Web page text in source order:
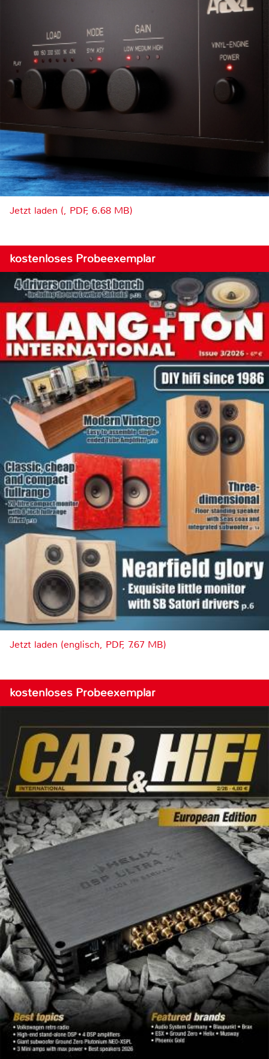
Jetzt laden (, PDF, 6.68 MB)
kostenloses Probeexemplar
Jetzt laden (englisch, PDF, 7.67 MB)
kostenloses Probeexemplar